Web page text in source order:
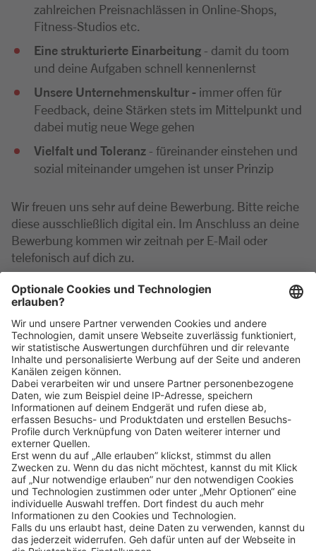
zahlreichen Preisnachlässen in Online-Shops,
Fitness-Studios etc.
Eine strukturierte Einarbeitung - damit du toom
und deine Aufgaben schnell kennenlernst
Unsere Unternehmenskultur - immer offen für
Feedback, deine Stärken stets im Mittelpunkt und
dabei mutig neue Wege gehen
Vielfalt und Toleranz - füreinander einstehen und
sozial miteinander umgehen ist unser Prinzip
Wir freuen uns sehr auf deine Bewerbung. Bitte reiche
diese ausschließlich digital ein. Im Anschluss an deine
Bewerbung kommen wir zeitnah per E-Mail oder
telefonisch auf dich zu.
Bei Rückfragen zu der Position wende dich gerne
telefonisch an die Marktleitung unter: 09471 602731-
0
Klickehier, um alle offenen Jobs zu sehen.
Impressum Datenschutz
Privatsphäre-Einstellungen
FAQ
Veranstaltungen